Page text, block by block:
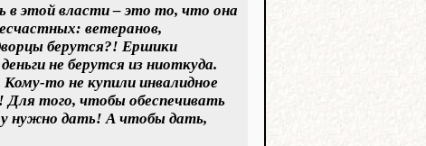
в этой власти – это то, что она
ветеранов,
берутся?! Ершики
не берутся из ниоткуда.
то не купили инвалидное
того, чтобы обеспечивать
нужно дать! А чтобы дать,